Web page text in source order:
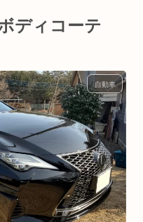
ディコーテ
自動車